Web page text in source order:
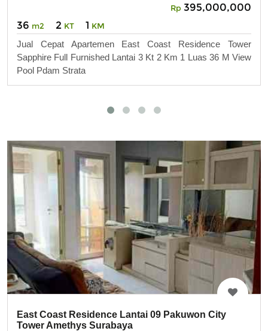
Rp 395,000,000
36 m2 2 KT 1 KM
Jual Cepat Apartemen East Coast Residence Tower
Sapphire Full Furnished Lantai 3 Kt 2 Km 1 Luas 36 M View
Pool Pdam Strata
East Coast Residence Lantai 09 Pakuwon City
Tower Amethys Surabaya